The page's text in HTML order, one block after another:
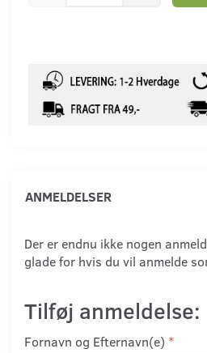
ANMELDELSER
Der er endnu ikke nogen
glade for hvis du vil anmelde
Tilføj anmeldelse:
Fornavn og Efternavn(e)